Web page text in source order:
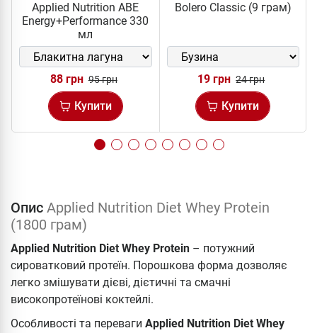
Applied Nutrition ABE
Energy+Performance 330
мл
88 грн 95 грн
Купити
Bolero Classic (9 грам)
19 грн 24 грн
Купити
Опис Applied Nutrition Diet Whey Protein
(1800 грам)
Applied Nutrition Diet Whey Protein – потужний
сироватковий протеїн. Порошкова форма дозволяє
легко змішувати дієві, дієтичні та смачні
високопротеїнові коктейлі.
Особливості та переваги Applied Nutrition Diet Whey